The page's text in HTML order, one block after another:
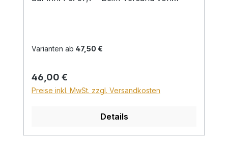
Sperrgut in Höhe von 28,99€ berechnet.
Sperrgutzuschlag 30€.
Varianten ab 47,50 €
Regulärer Preis:
46,00 €
Preise inkl. MwSt. zzgl. Versandkosten
Details